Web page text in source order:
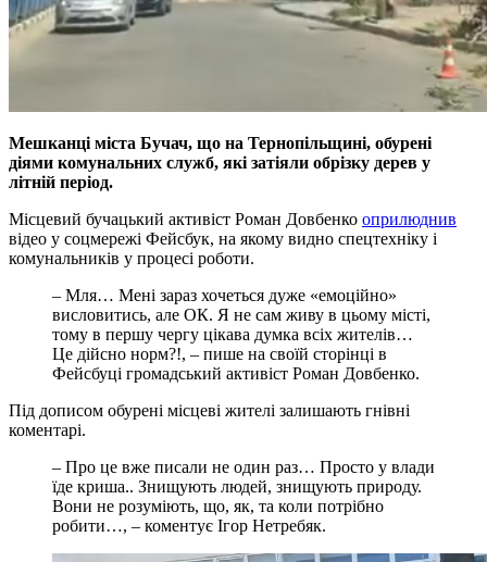
Мешканці міста Бучач, що на Тернопільщині, обурені
діями комунальних служб, які затіяли обрізку дерев у
літній період.
Місцевий бучацький активіст Роман Довбенко оприлюднив
відео у соцмережі Фейсбук, на якому видно спецтехніку і
комунальників у процесі роботи.
– Мля… Мені зараз хочеться дуже «емоційно»
висловитись, але ОК. Я не сам живу в цьому місті,
тому в першу чергу цікава думка всіх жителів…
Це дійсно норм?!, – пише на своїй сторінці в
Фейсбуці громадський активіст Роман Довбенко.
Під дописом обурені місцеві жителі залишають гнівні
коментарі.
– Про це вже писали не один раз… Просто у влади
їде криша.. Знищують людей, знищують природу.
Вони не розуміють, що, як, та коли потрібно
робити…, – коментує Ігор Нетребяк.